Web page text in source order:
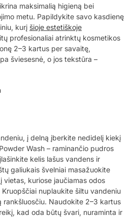
maksimalią higieną bei
metu. Papildykite savo kasdienę
kurį šioje estetiškoje
profesionaliai atrinktų kosmetikos
2–3 kartus per savaitę,
šviesesnė, o jos tekstūra –
į delną įberkite nedidelį kiekį
Wash – raminančio pudros
kelis lašus vandens ir
galiukais švelniai masažuokite
vietas, kuriose jaučiamas odos
nuplaukite šiltu vandeniu
rankšluosčiu. Naudokite 2–3 kartus
kad oda būtų švari, nuraminta ir